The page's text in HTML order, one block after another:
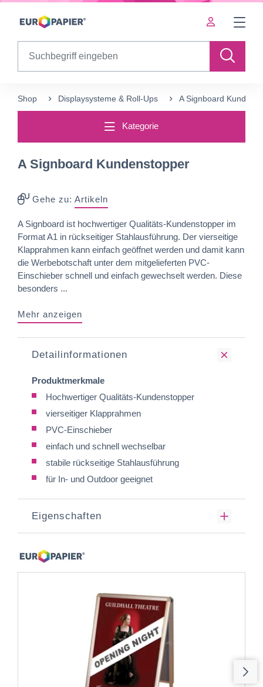
Table Of Content
Shop Displaysysteme & Roll-Ups A Signboard
Kategorie
A Signboard Kundenstopper
Gehe zu: Artikeln
A Signboard ist hochwertiger Qualitäts-Kundenstopper im
Format A1 in rückseitiger Stahlausführung. Der vierseitige
Klapprahmen kann einfach geöffnet werden und damit kann
die Werbebotschaft unter dem mitgelieferten PVC-
Einschieber schnell und einfach gewechselt werden. Diese
besonders ...
Mehr anzeigen
Detailinformationen
Produktmerkmale
Hochwertiger Qualitäts-Kundenstopper
vierseitiger Klapprahmen
PVC-Einschieber
einfach und schnell wechselbar
stabile rückseitige Stahlausführung
für In- und Outdoor geeignet
Eigenschaften